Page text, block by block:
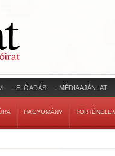
ELŐADÁS MÉDIAAJÁNLAT
HAGYOMÁNY